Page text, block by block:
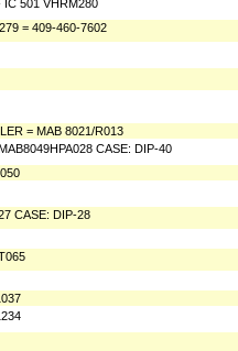
501 VHRM280
= 409-460-7602
= MAB 8021/R013
CASE: DIP-40
CASE: DIP-28